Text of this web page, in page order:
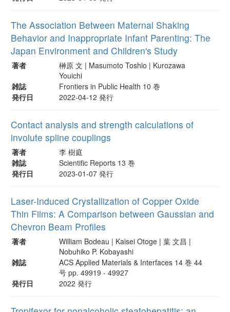
The Association Between Maternal Shaking
Behavior and Inappropriate Infant Parenting: The
Japan Environment and Children's Study
著者
榊原 文 | Masumoto Toshio | Kurozawa
Youichi
雑誌
Frontiers in Public Health 10 巻
発行日
2022-04-12 発行
Contact analysis and strength calculations of
involute spline couplings
著者
李 樹庭
雑誌
Scientific Reports 13 巻
発行日
2023-01-07 発行
Laser-Induced Crystallization of Copper Oxide
Thin Films: A Comparison between Gaussian and
Chevron Beam Profiles
著者
William Bodeau | Kaisei Otoge | 葉 文昌 |
Nobuhiko P. Kobayashi
雑誌
ACS Applied Materials & Interfaces 14 巻 44
号 pp. 49919 - 49927
発行日
2022 発行